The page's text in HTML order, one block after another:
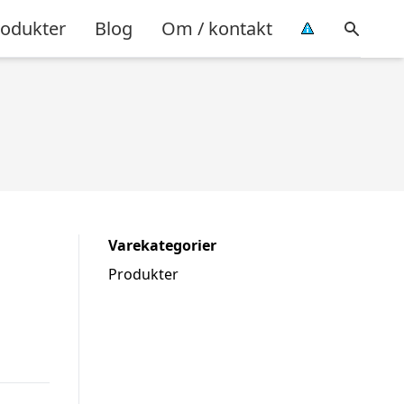
Blog Om / kontakt
Varekategorier
Produkter